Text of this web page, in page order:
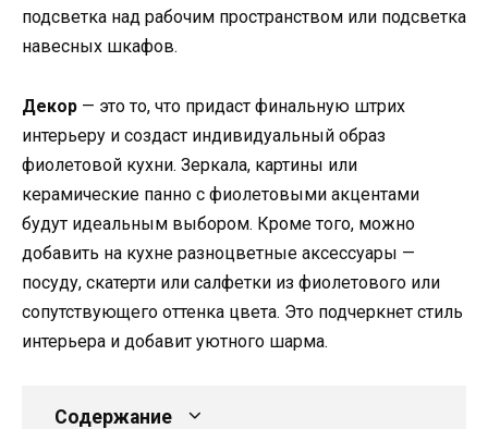
подсветка над рабочим пространством или подсветка
навесных шкафов.
Декор — это то, что придаст финальную штрих
интерьеру и создаст индивидуальный образ
фиолетовой кухни. Зеркала, картины или
керамические панно с фиолетовыми акцентами
будут идеальным выбором. Кроме того, можно
добавить на кухне разноцветные аксессуары —
посуду, скатерти или салфетки из фиолетового или
сопутствующего оттенка цвета. Это подчеркнет стиль
интерьера и добавит уютного шарма.
Содержание